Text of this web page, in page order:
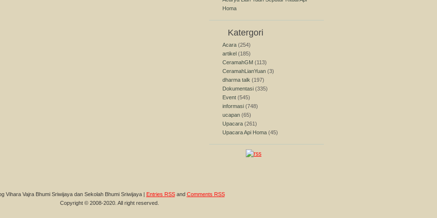
Homa
Katergori
Acara (254)
artikel (185)
CeramahGM (113)
CeramahLianYuan (3)
dharma talk (197)
Dokumentasi (335)
Event (545)
informasi (748)
ucapan (65)
Upacara (261)
Upacara Api Homa (45)
Vihara Vajra Bhumi Sriwijaya dan Sekolah Bhumi Sriwijaya | Entries RSSand Comments RSS
Copyright © 2008-2020. All right reserved.